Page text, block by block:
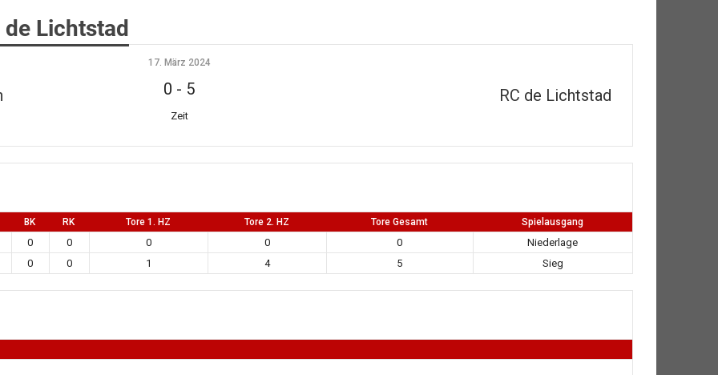
de Lichtstad
RC de Lichtstad
17. März 2024
0 - 5
Zeit
BK RK Tore 1. HZ Tore 2. HZ Tore Gesamt Spielausgang
0 0 0 0 0
Niederlage
0 0 1 4 5 Sieg